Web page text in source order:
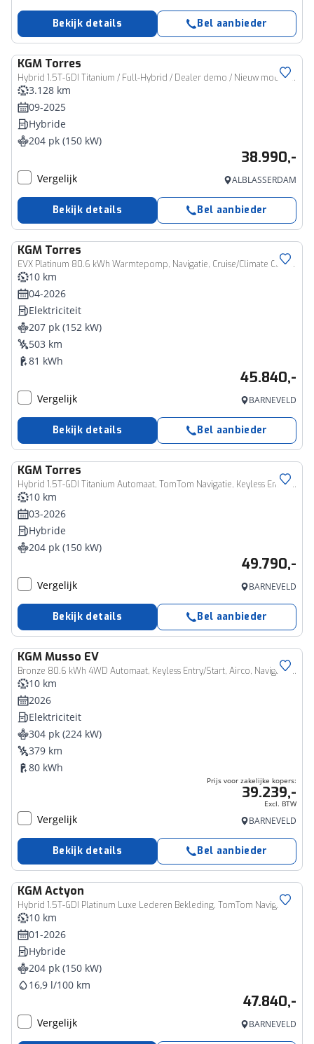
Bekijk details Bel aanbieder
KGM Torres
Hybrid 1.5T-GDI Titanium / Full-Hybrid / Dealer demo / Nieuw model / Luxe uitvoering / BTW auto /
3.128 km
09-2025
Hybride
204 pk (150 kW)
38.990,-
Vergelijk ALBLASSERDAM
Bekijk details Bel aanbieder
KGM Torres
EVX Platinum 80.6 kWh Warmtepomp, Navigatie, Cruise/Climate Control, Digitaal instrumentenpaneel, 1500KG trekgewicht, LM velgen 18"inch, Stoelventilatie, Lederen bekleding
10 km
04-2026
Elektriciteit
207 pk (152 kW)
503 km
81 kWh
45.840,-
Vergelijk BARNEVELD
Bekijk details Bel aanbieder
KGM Torres
Hybrid 1.5T-GDI Titanium Automaat, TomTom Navigatie, Keyless Entry/Start, Dodehoek detectie, Applecarpl./Andr. Auto, Elektr. Voorstoelen, Stoel Verw./Verkoeling.
10 km
03-2026
Hybride
204 pk (150 kW)
49.790,-
Vergelijk BARNEVELD
Bekijk details Bel aanbieder
KGMMusso EV
Bronze 80.6 kWh 4WD Automaat, Keyless Entry/Start, Airco, Navigatie, 4x4, 2300kg trekgewicht!
Zakelijk voertuig
10 km
2026
Elektriciteit
304 pk (224 kW)
379 km
80 kWh
Prijs voor zakelijke kopers:
39.239,-
Excl. BTW
Vergelijk BARNEVELD
Bekijk details Bel aanbieder
KGMActyon
Hybrid 1.5T-GDI Platinum Luxe Lederen Bekleding, TomTom Navigatie, Keyless Entry/Start, Dodehoek detectie, Applecarpl./Andr. Auto, Elektr. Voorstoelen, Stoel Verw./Verkoeling.
10 km
01-2026
Hybride
204 pk (150 kW)
16,9 l/100 km
47.840,-
Vergelijk BARNEVELD